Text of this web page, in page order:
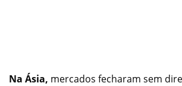
Na Ásia, mercados fecharam sem